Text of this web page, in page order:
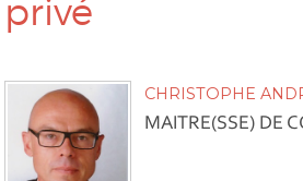
privé
CHRISTOPHE
MAITRE(SSE) DE